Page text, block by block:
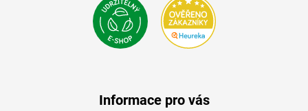
Informace pro vás